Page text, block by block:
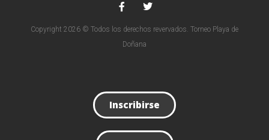
Copyright 2026 © Todos los derechos revervados. Torneo Playa de
Doñana
Inscribirse